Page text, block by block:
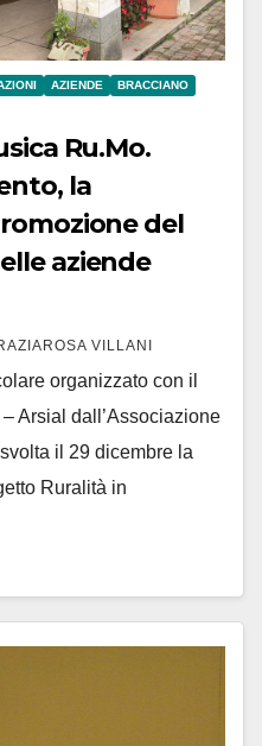
AZIENDE
BRACCIANO
Ru.Mo.
la
del
aziende
VILLANI
organizzato con il
Arsial dall’Associazione
il 29 dicembre la
Ruralità in